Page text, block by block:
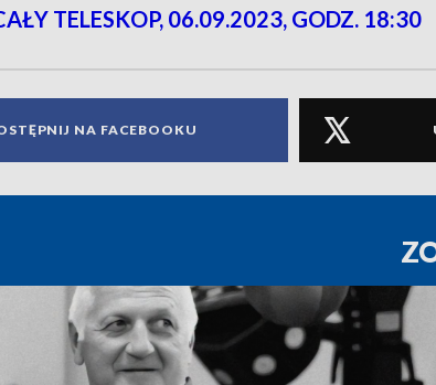
TELESKOP, 06.09.2023, GODZ. 18:30
NA FACEBOOKU